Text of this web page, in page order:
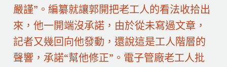
嚴謹”。編纂就讓郭開把老工人的看法收拾出
來，他一開端沒承諾，由於從未寫過文章，
記者又幾回向他發動，還說這是工人階層的
聲響，承諾“幫他修正”。電子管廠老工人批